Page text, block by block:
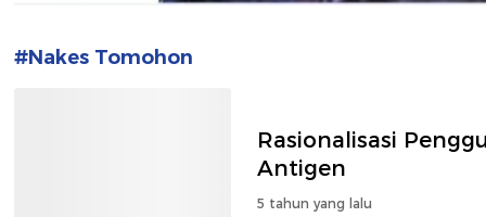
#Nakes Tomohon
Rasionalisasi
Antigen
5 tahun yang lalu